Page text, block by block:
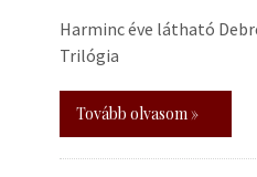
Harminc éve látható
Trilógia
Tovább olvasom »